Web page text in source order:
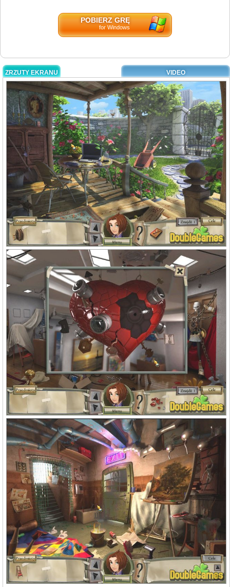
POBIERZ GRĘ
for Windows
ZRZUTY EKRANU VIDEO